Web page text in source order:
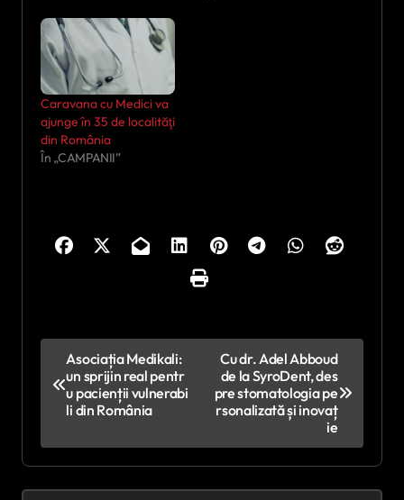
Caravana cu Medici va
ajunge în 35 de localităţi
din România
În „CAMPANII”
i
g
Asociația Medikali:
un sprijin real pentr
u pacienții vulnerabi
li din România
Cu dr. Adel Abboud
de la SyroDent, des
pre stomatologia pe
rsonalizată și inovaț
ie